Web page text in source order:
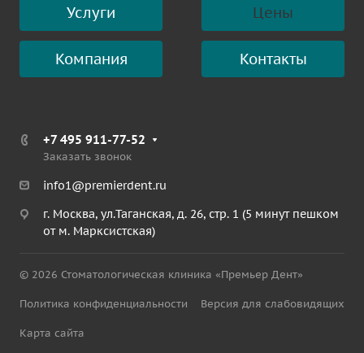
Услуги Цены
Компания Контакты
+7 495 911-77-52
Заказать звонок
info1@premierdent.ru
г. Москва, ул.Таганская, д. 26, стр. 1 (5 минут пешком
от м. Марксистская)
© 2026 Стоматологическая клиника «Премьер Дент»
Политика конфиденциальности Версия для слабовидящих
Карта сайта